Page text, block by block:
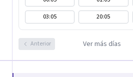
03:05
20:05
Anterior Ver más días